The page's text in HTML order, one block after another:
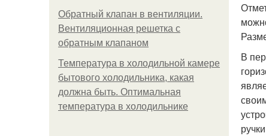
Обратный клапан в вентиляции.
Вентиляционная решетка с
обратным клапаном
Температура в холодильной камере
бытового холодильника, какая
должна быть. Оптимальная
температура в холодильнике
В